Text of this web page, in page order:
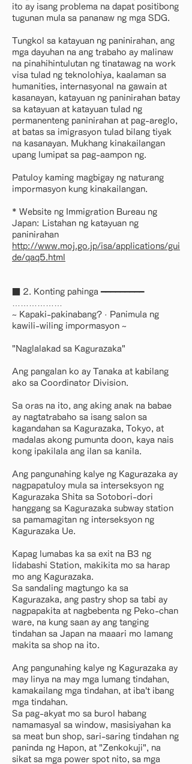
ito ay isang problema na dapat positibong
tugunan mula sa pananaw ng mga SDG.
Tungkol sa katayuan ng paninirahan, ang
mga dayuhan na ang trabaho ay malinaw
na pinahihintulutan ng tinatawag na work
visa tulad ng teknolohiya, kaalaman sa
humanities, internasyonal na gawain at
kasanayan, katayuan ng paninirahan batay
sa katayuan at katayuan tulad ng
permanenteng paninirahan at pag-areglo,
at batas sa imigrasyon tulad bilang tiyak
na kasanayan. Mukhang kinakailangan
upang lumipat sa pag-aampon ng.
Patuloy kaming magbigay ng naturang
impormasyon kung kinakailangan.
* Website ng Immigration Bureau ng
Japan: Listahan ng katayuan ng
paninirahan
http://www.moj.go.jp/isa/applications/gui
de/qaq5.html
■ 2. Konting pahinga ━━━━━━━━━
~ Kapaki-pakinabang? · Panimula ng
kawili-wiling impormasyon ~
"Naglalakad sa Kagurazaka"
Ang pangalan ko ay Tanaka at kabilang
ako sa Coordinator Division.
Sa oras na ito, ang aking anak na babae
ay nagtatrabaho sa isang salon sa
kagandahan sa Kagurazaka, Tokyo, at
madalas akong pumunta doon, kaya nais
kong ipakilala ang ilan sa kanila.
Ang pangunahing kalye ng Kagurazaka ay
nagpapatuloy mula sa interseksyon ng
Kagurazaka Shita sa Sotobori-dori
hanggang sa Kagurazaka subway station
sa pamamagitan ng interseksyon ng
Kagurazaka Ue.
Kapag lumabas ka sa exit na B3 ng
Iidabashi Station, makikita mo sa harap
mo ang Kagurazaka.
Sa sandaling magtungo ka sa
Kagurazaka, ang pastry shop sa tabi ay
nagpapakita at nagbebenta ng Peko-chan
ware, na kung saan ay ang tanging
tindahan sa Japan na maaari mo lamang
makita sa shop na ito.
Ang pangunahing kalye ng Kagurazaka ay
may linya na may mga lumang tindahan,
kamakailang mga tindahan, at iba't ibang
mga tindahan.
Sa pag-akyat mo sa burol habang
namamasyal sa window, masisiyahan ka
sa meat bun shop, sari-saring tindahan ng
paninda ng Hapon, at "Zenkokuji", na
sikat sa mga power spot nito, sa mga